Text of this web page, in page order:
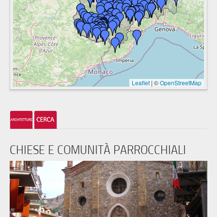
Leaflet | ©OpenStreetMap
CHIESE E COMUNITÀ PARROCCHIALI